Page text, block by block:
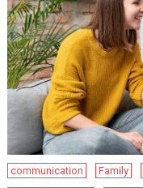
communication Family